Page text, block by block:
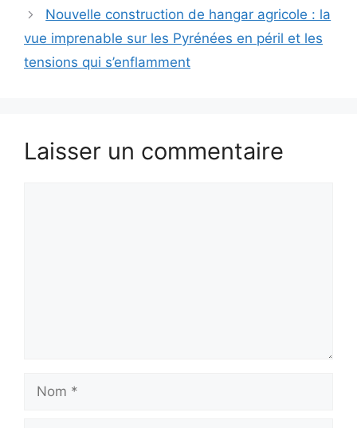
Nouvelle construction de hangar agricole : la
vue imprenable sur les Pyrénées en péril et les
tensions qui s’enflamment
Laisser un commentaire
Nom